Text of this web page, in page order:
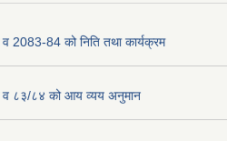
2083-84 को निति तथा कार्यक्रम
८३/८४ को आय व्यय अनुमान